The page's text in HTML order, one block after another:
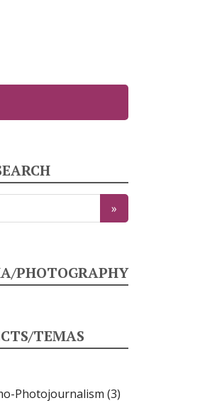
PHOTOGRAPHY
TEMAS
Photojournalism (3)